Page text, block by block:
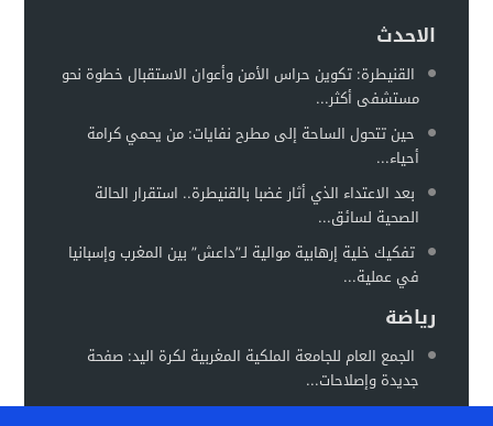
الاحدث
القنيطرة: تكوين حراس الأمن وأعوان الاستقبال خطوة نحو
مستشفى أكثر...
حين تتحول الساحة إلى مطرح نفايات: من يحمي كرامة
أحياء...
بعد الاعتداء الذي أثار غضبا بالقنيطرة.. استقرار الحالة
الصحية لسائق...
تفكيك خلية إرهابية موالية لـ”داعش” بين المغرب وإسبانيا
في عملية...
رياضة
الجمع العام للجامعة الملكية المغربية لكرة اليد: صفحة
جديدة وإصلاحات...